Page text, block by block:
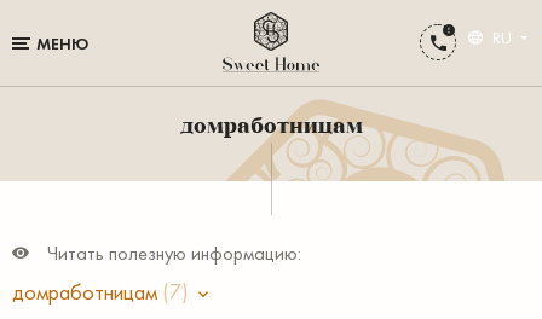
МЕНЮ RU
домработницам
Читать полезную информацию:
домработницам (7)